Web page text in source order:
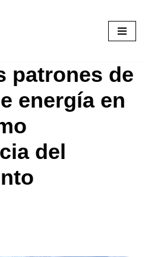
patrones de
energía en
del